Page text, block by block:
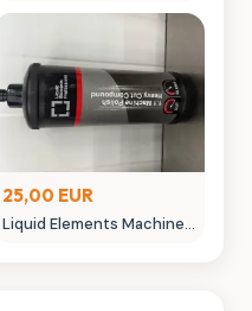
gebraucht
25,00 EUR
Liquid Elements Machine